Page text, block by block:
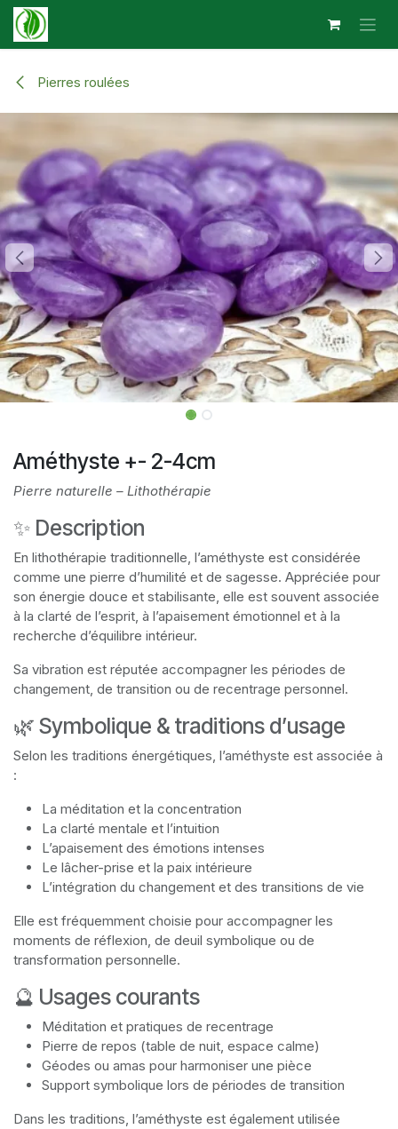
Se rendre au contenu
Pierres roulées
Améthyste +- 2-4cm
Pierre naturelle – Lithothérapie
✨ Description
En lithothérapie traditionnelle, l’améthyste est considérée
comme une pierre d’humilité et de sagesse. Appréciée pour
son énergie douce et stabilisante, elle est souvent associée
à la clarté de l’esprit, à l’apaisement émotionnel et à la
recherche d’équilibre intérieur.
Sa vibration est réputée accompagner les périodes de
changement, de transition ou de recentrage personnel.
🌿 Symbolique & traditions d’usage
Selon les traditions énergétiques, l’améthyste est associée à
:
La méditation et la concentration
La clarté mentale et l’intuition
L’apaisement des émotions intenses
Le lâcher-prise et la paix intérieure
L’intégration du changement et des transitions de vie
Elle est fréquemment choisie pour accompagner les
moments de réflexion, de deuil symbolique ou de
transformation personnelle.
🔮 Usages courants
Méditation et pratiques de recentrage
Pierre de repos (table de nuit, espace calme)
Géodes ou amas pour harmoniser une pièce
Support symbolique lors de périodes de transition
Dans les traditions, l’améthyste est également utilisée